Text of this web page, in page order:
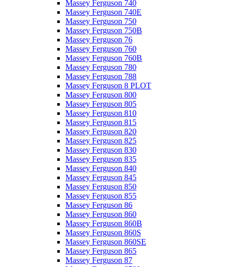
Massey Ferguson 740
Massey Ferguson 740E
Massey Ferguson 750
Massey Ferguson 750B
Massey Ferguson 76
Massey Ferguson 760
Massey Ferguson 760B
Massey Ferguson 780
Massey Ferguson 788
Massey Ferguson 8 PLOT
Massey Ferguson 800
Massey Ferguson 805
Massey Ferguson 810
Massey Ferguson 815
Massey Ferguson 820
Massey Ferguson 825
Massey Ferguson 830
Massey Ferguson 835
Massey Ferguson 840
Massey Ferguson 845
Massey Ferguson 850
Massey Ferguson 855
Massey Ferguson 86
Massey Ferguson 860
Massey Ferguson 860B
Massey Ferguson 860S
Massey Ferguson 860SE
Massey Ferguson 865
Massey Ferguson 87